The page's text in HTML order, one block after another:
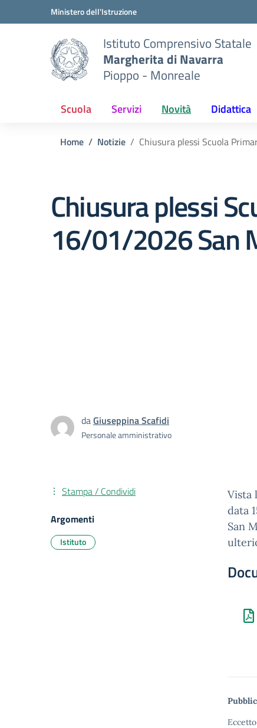
Vai ai contenuti
Vai al menu di navigazione
Ministero dell'Istruzione
Istituto Comprensivo Statale
Margherita di Navarra
Pioppo - Monreale
Scuola Servizi Novità Didattica
Home Notizie Chiusura plessi Scuola
Chiusura plessi
16/01/2026 San
daGiuseppina Scafidi
Personale amministrativo
Vista
data
San
Stampa / Condividi
Argomenti
Istituto